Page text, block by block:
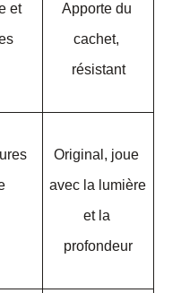
et
Apporte du
cachet,
résistant
Original, joue
avec la lumière
et la
profondeur